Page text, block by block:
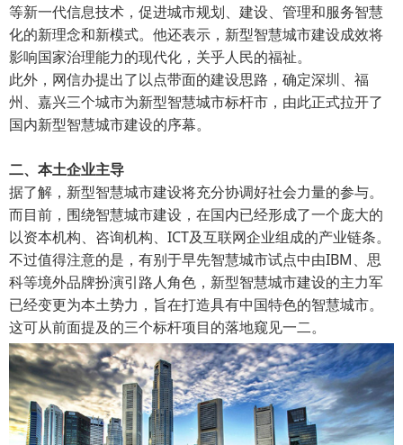
等新一代信息技术，促进城市规划、建设、管理和服务智慧
化的新理念和新模式。他还表示，新型智慧城市建设成效将
影响国家治理能力的现代化，关乎人民的福祉。
此外，网信办提出了以点带面的建设思路，确定深圳、福
州、嘉兴三个城市为新型智慧城市标杆市，由此正式拉开了
国内新型智慧城市建设的序幕。
二、本土企业主导
据了解，新型智慧城市建设将充分协调好社会力量的参与。
而目前，围绕智慧城市建设，在国内已经形成了一个庞大的
以资本机构、咨询机构、ICT及互联网企业组成的产业链条。
不过值得注意的是，有别于早先智慧城市试点中由IBM、思
科等境外品牌扮演引路人角色，新型智慧城市建设的主力军
已经变更为本土势力，旨在打造具有中国特色的智慧城市。
这可从前面提及的三个标杆项目的落地窥见一二。